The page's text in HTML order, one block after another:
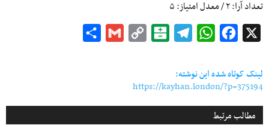
تعداد آرا:۲/ معدل امتیاز:۵
Facebook
WhatsApp
Telegram
Balatarin
Copy
Gmail
لینک کوتاه شده این نوشته:
https://kayhan.london/?p=375194
مطالب مرتبط